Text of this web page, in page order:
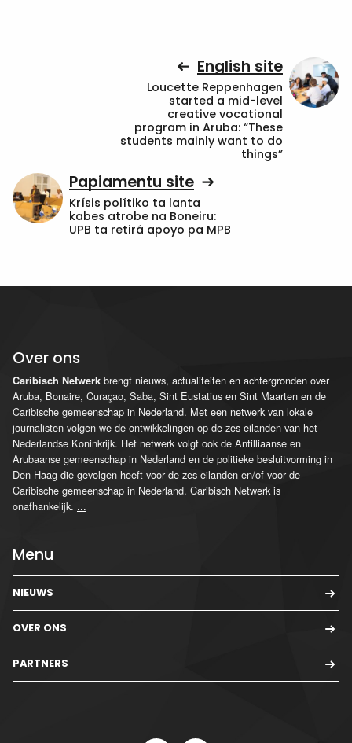
English site
Loucette Reppenhagen
started a mid-level
creative vocational
program in Aruba: “These
students mainly want to do
things”
Papiamentu site
Krísis polítiko ta lanta
kabes atrobe na Boneiru:
UPB ta retirá apoyo pa MPB
Over ons
Caribisch Netwerk brengt nieuws, actualiteiten en achtergronden over
Aruba, Bonaire, Curaçao, Saba, Sint Eustatius en Sint Maarten en de
Caribische gemeenschap in Nederland. Met een netwerk van lokale
journalisten volgen we de ontwikkelingen op de zes eilanden van het
Nederlandse Koninkrijk. Het netwerk volgt ook de Antilliaanse en
Arubaanse gemeenschap in Nederland en de politieke besluitvorming in
Den Haag die gevolgen heeft voor de zes eilanden en/of voor de
Caribische gemeenschap in Nederland. Caribisch Netwerk is
onafhankelijk. ...
Menu
NIEUWS
OVER ONS
PARTNERS